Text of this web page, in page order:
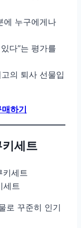
에 누구에게나
다”는 평가를
의 퇴사 선물입
하기
세트
세트
로 꾸준히 인기